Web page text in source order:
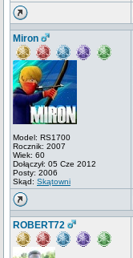
Miron
Model: RS1700
Rocznik: 2007
Wiek: 60
Dołączył: 05 Cze 2012
Posty: 2006
Skąd: Skątowni
ROBERT72